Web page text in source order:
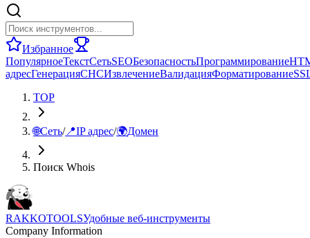
Избранное
ПопулярноеТекстСетьSEOБезопасностьПрограммирование
адресГенерацияСНСИзвлечениеВалидацияФорматирование
TOP
🌐Сеть/📍IP адрес/🌍Домен
Поиск Whois
RAKKOTOOLSУдобные веб-инструменты
Company Information